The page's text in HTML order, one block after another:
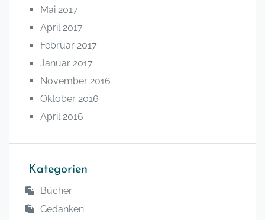
Mai 2017
April 2017
Februar 2017
Januar 2017
November 2016
Oktober 2016
April 2016
Kategorien
Bücher
Gedanken